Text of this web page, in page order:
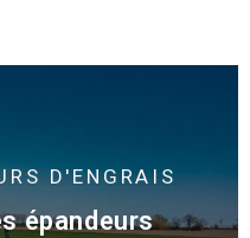
D'ENGRAIS
épandeurs